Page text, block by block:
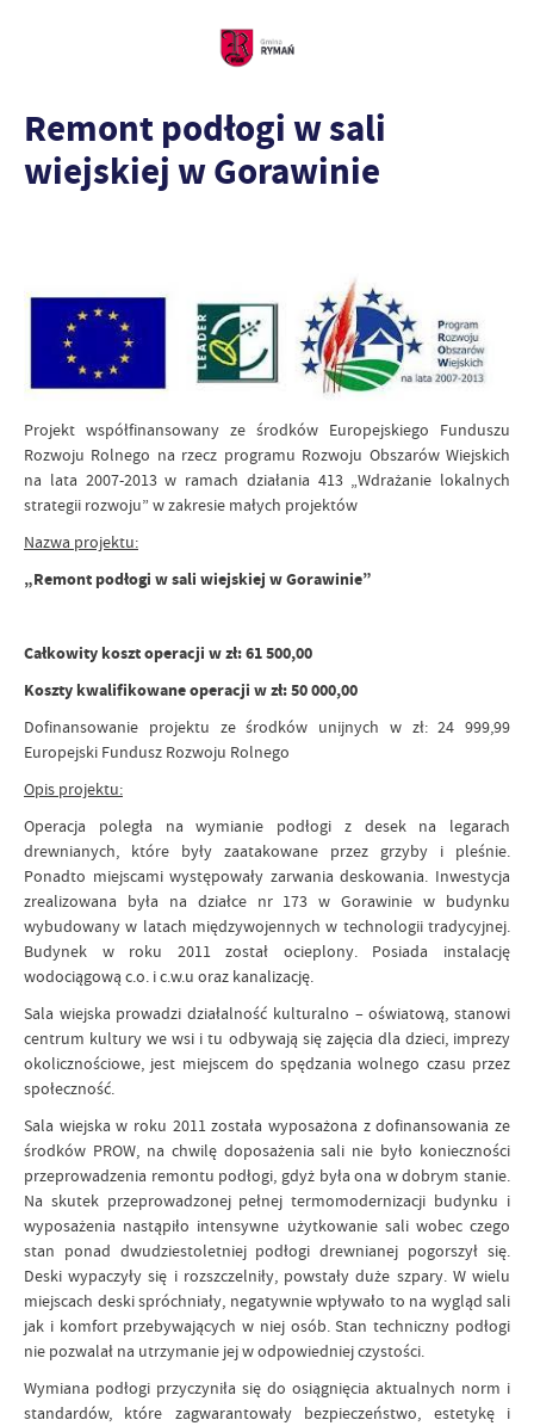
Remont podłogi w sali
wiejskiej w Gorawinie
Projekt współfinansowany ze środków Europejskiego Funduszu
Rozwoju Rolnego na rzecz programu Rozwoju Obszarów Wiejskich
na lata 2007-2013 w ramach działania 413 „Wdrażanie lokalnych
strategii rozwoju” w zakresie małych projektów
Nazwa projektu:
„Remont podłogi w sali wiejskiej w Gorawinie”
Całkowity koszt operacji w zł: 61 500,00
Koszty kwalifikowane operacji w zł: 50 000,00
Dofinansowanie projektu ze środków unijnych w zł: 24 999,99
Europejski Fundusz Rozwoju Rolnego
Opis projektu:
Operacja poległa na wymianie podłogi z desek na legarach
drewnianych, które były zaatakowane przez grzyby i pleśnie.
Ponadto miejscami występowały zarwania deskowania. Inwestycja
zrealizowana była na działce nr 173 w Gorawinie w budynku
wybudowany w latach międzywojennych w technologii tradycyjnej.
Budynek w roku 2011 został ocieplony. Posiada instalację
wodociągową c.o. i c.w.u oraz kanalizację.
Sala wiejska prowadzi działalność kulturalno – oświatową, stanowi
centrum kultury we wsi i tu odbywają się zajęcia dla dzieci, imprezy
okolicznościowe, jest miejscem do spędzania wolnego czasu przez
społeczność.
Sala wiejska w roku 2011 została wyposażona z dofinansowania ze
środków PROW, na chwilę doposażenia sali nie było konieczności
przeprowadzenia remontu podłogi, gdyż była ona w dobrym stanie.
Na skutek przeprowadzonej pełnej termomodernizacji budynku i
wyposażenia nastąpiło intensywne użytkowanie sali wobec czego
stan ponad dwudziestoletniej podłogi drewnianej pogorszył się.
Deski wypaczyły się i rozszczelniły, powstały duże szpary. W wielu
miejscach deski spróchniały, negatywnie wpływało to na wygląd sali
jak i komfort przebywających w niej osób. Stan techniczny podłogi
nie pozwalał na utrzymanie jej w odpowiedniej czystości.
Wymiana podłogi przyczyniła się do osiągnięcia aktualnych norm i
standardów, które zagwarantowały bezpieczeństwo, estetykę i